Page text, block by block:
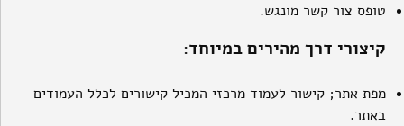
טופס צור קשר מונגש.
קיצורי דרך מהירים במיוחד:
מפת אתר; קישור לעמוד מרכזי המכיל קישורים לכלל העמודים
באתר.